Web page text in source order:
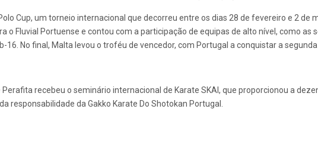
Cup, um torneio internacional que decorreu entre os dias 28 de fevereiro e 2 de
Fluvial Portuense e contou com a participação de equipas de alto nível, como as
No final, Malta levou o troféu de vencedor, com Portugal a conquistar a
Perafita recebeu o seminário internacional de Karate SKAI, que proporcionou a
responsabilidade da Gakko Karate Do Shotokan Portugal.